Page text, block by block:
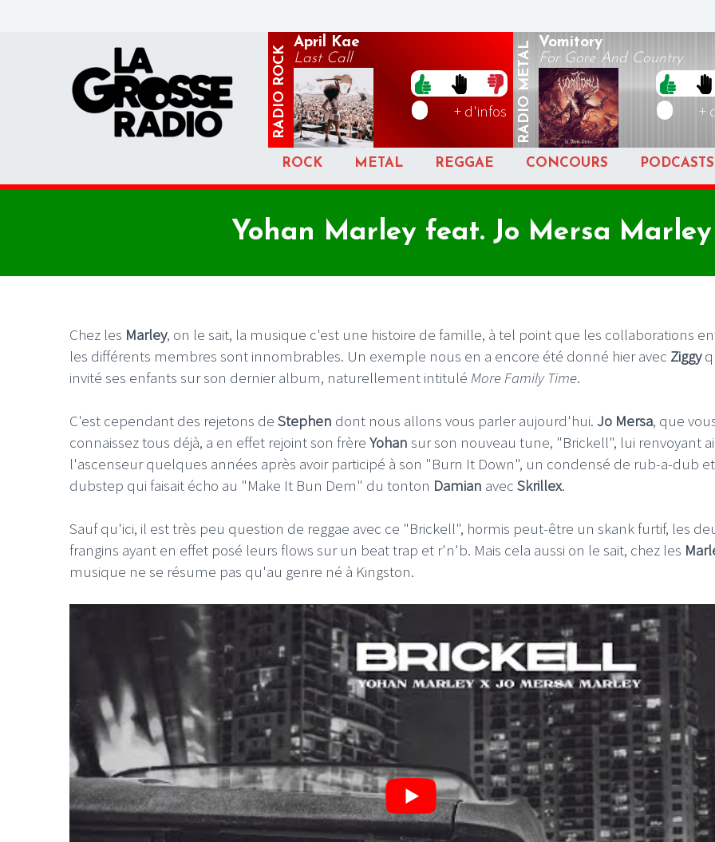
RADIO
ROCK
April Kae
Last Call
+ d'infos RADIO
METAL Vomitory
For Gore And Country
+
ROCK METAL REGGAE CONCOURS PODCASTS
Yohan Marley feat. Jo Mersa
Chez les Marley, on le sait, la musique c'est une histoire de famille, à tel point que les collaborations
les différents membres sont innombrables. Un exemple nous en a encore été donné hier avec Ziggy
invité ses enfants sur son dernier album, naturellement intitulé More Family Time.
C'est cependant des rejetons de Stephen dont nous allons vous parler aujourd'hui. Jo Mersa, que
connaissez tous déjà, a en effet rejoint son frère Yohan sur son nouveau tune, "Brickell", lui renvoyant
l'ascenseur quelques années après avoir participé à son "Burn It Down", un condensé de rub-a-dub
dubstep qui faisait écho au "Make It Bun Dem" du tonton Damian avec Skrillex.
Sauf qu'ici, il est très peu question de reggae avec ce "Brickell", hormis peut-être un skank furtif, les
frangins ayant en effet posé leurs flows sur un beat trap et r'n'b. Mais cela aussi on le sait, chez les
musique ne se résume pas qu'au genre né à Kingston.